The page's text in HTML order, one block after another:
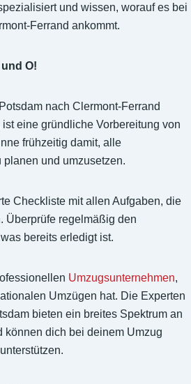
und wissen, worauf es bei
Ferrand ankommt.
O!
nach Clermont-Ferrand
eine gründliche Vorbereitung von
frühzeitig damit, alle
und umzusetzen.
Checkliste mit allen Aufgaben, die
Überprüfe regelmäßig den
bereits erledigt ist.
Umzugsunternehmen,
Umzügen hat. Die Experten
bieten ein breites Spektrum an
können dich bei deinem Umzug